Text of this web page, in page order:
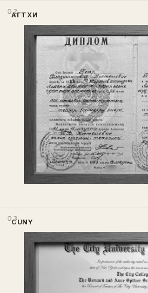
АГТХИ
02
CUNY
03